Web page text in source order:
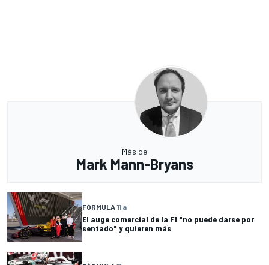
Más de
Mark Mann-Bryans
FÓRMULA 11 a
El auge comercial de la F1 "no puede darse por
sentado" y quieren más